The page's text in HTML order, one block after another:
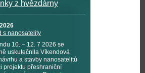
z hvězdárny
s nanosatelity
10. – 12. 7 2026 se
uskutečnila Víkendová
a stavby nanosatelitů
projektu přeshraniční